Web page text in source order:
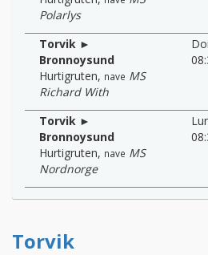
Polarlys
Torvik ►
Bronnoysund
Hurtigruten, nave MS
Richard With
Torvik ►
Bronnoysund
Hurtigruten, nave MS
Nordnorge
Torvik